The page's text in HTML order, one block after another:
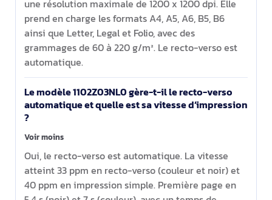
une résolution maximale de 1200 x 1200 dpi. Elle
prend en charge les formats A4, A5, A6, B5, B6
ainsi que Letter, Legal et Folio, avec des
grammages de 60 à 220 g/m². Le recto-verso est
automatique.
Le modèle 1102Z03NL0 gère-t-il le recto-verso
automatique et quelle est sa vitesse d’impression
?
Voir moins
Oui, le recto-verso est automatique. La vitesse
atteint 33 ppm en recto-verso (couleur et noir) et
40 ppm en impression simple. Première page en